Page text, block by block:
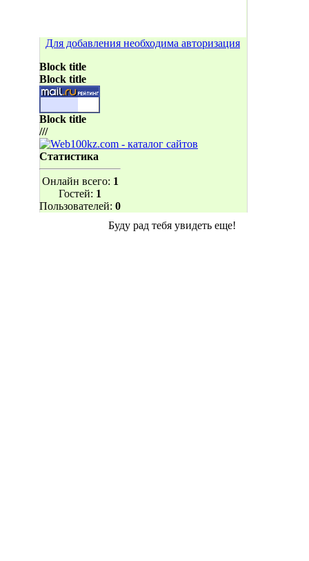
Для добавления необходима авторизация
Block title
Block title
Block title
///
Статистика
Онлайн всего: 1
Гостей: 1
Пользователей: 0
Буду рад тебя увидеть еще!